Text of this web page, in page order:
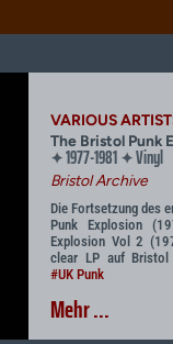
VARIOUS
The Bristol Punk
✦1977-1981✦Vinyl
Bristol Archive
Die Fortsetzung des
Punk Explosion
Explosion Vol 2
clear LP auf
#UK Punk
Mehr ...